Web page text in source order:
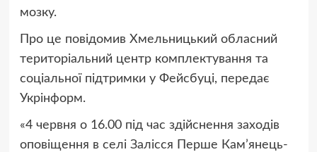
мозку.
Про це повідомив Хмельницький обласний
територіальний центр комплектування та
соціальної підтримки у Фейсбуці, передає
Укрінформ.
«4 червня о 16.00 під час здійснення заходів
оповіщення в селі Залісся Перше Кам’янець-